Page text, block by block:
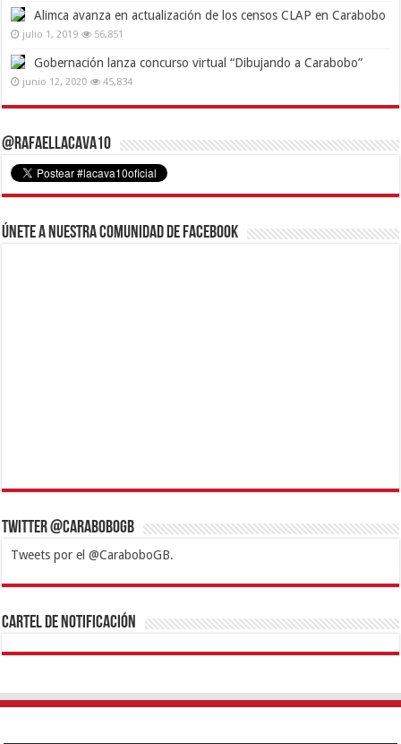
Alimca avanza en actualización de los censos CLAP en Carabobo
julio 1, 2019 56,851
Gobernación lanza concurso virtual “Dibujando a Carabobo”
junio 12, 2020 45,834
@RafaelLacava10
Únete a nuestra comunidad de Facebook
Twitter @CaraboboGB
Tweets por el @CaraboboGB.
1xbetBetturkeyBetistKralbetSupertotobetTipobetMatadorbetMariobet
https://mvbcasino.com/
Cartel de Notificación